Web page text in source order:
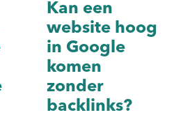
Kan een
website hoog
in Google
komen
zonder
backlinks?